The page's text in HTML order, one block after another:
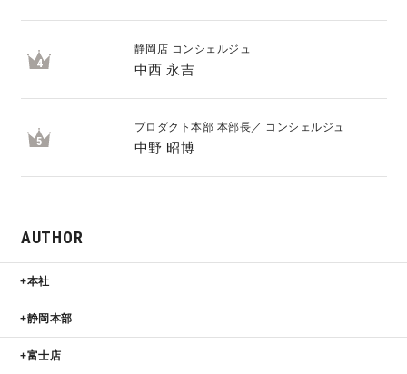
4
静岡店 コンシェルジュ
中西 永吉
5
プロダクト本部 本部長／ コンシェルジュ
中野 昭博
AUTHOR
本社
静岡本部
富士店